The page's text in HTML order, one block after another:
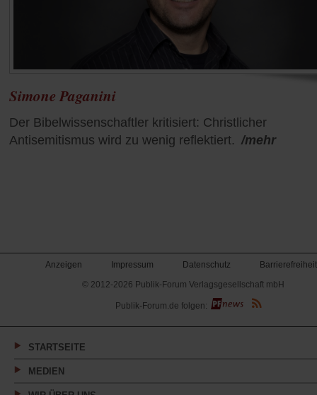
Simone Paganini
Der Bibelwissenschaftler kritisiert: Christlicher
Antisemitismus wird zu wenig reflektiert. /mehr
Anzeigen Impressum Datenschutz
Barrierefreiheit
© 2012-2026 Publik-Forum Verlagsgesellschaft mbH
(Öffnet
in
neuen
Publik-Forum.de folgen:
STARTSEITE
MEDIEN